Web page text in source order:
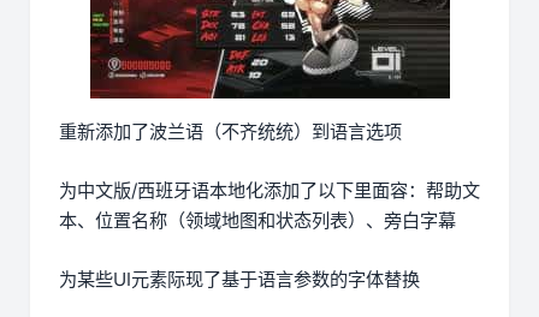
重新添加了波兰语（不齐统统）到语言选项
为中文版/西班牙语本地化添加了以下里面容：帮助文
本、位置名称（领域地图和状态列表）、旁白字幕
为某些UI元素际现了基于语言参数的字体替换